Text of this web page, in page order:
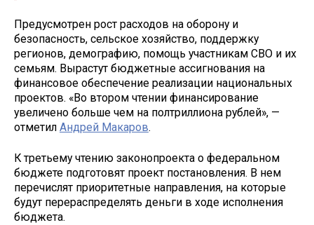
Предусмотрен рост расходов на оборону и
безопасность, сельское хозяйство, поддержку
регионов, демографию, помощь участникам СВО и их
семьям. Вырастут бюджетные ассигнования на
финансовое обеспечение реализации национальных
проектов. «Во втором чтении финансирование
увеличено больше чем на полтриллиона рублей», —
отметил Андрей Макаров.
К третьему чтению законопроекта о федеральном
бюджете подготовят проект постановления. В нем
перечислят приоритетные направления, на которые
будут перераспределять деньги в ходе исполнения
бюджета.